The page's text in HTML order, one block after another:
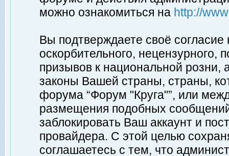
можно ознакомиться на http://
Вы подтверждаете своё
оскорбительного, нецензурного,
призывов к национальной
законы Вашей страны, страны,
форума “Форум "Круга"”, или
размещения подобных
заблокировать Ваш аккаунт и
провайдера. С этой целью
соглашаетесь с тем, что